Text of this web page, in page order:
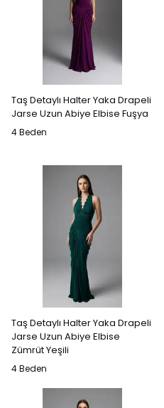
Taş Detaylı Halter Yaka Drapeli
Jarse Uzun Abiye Elbise Fuşya
4 Beden
Taş Detaylı Halter Yaka Drapeli
Jarse Uzun Abiye Elbise
Zümrüt Yeşili
4 Beden